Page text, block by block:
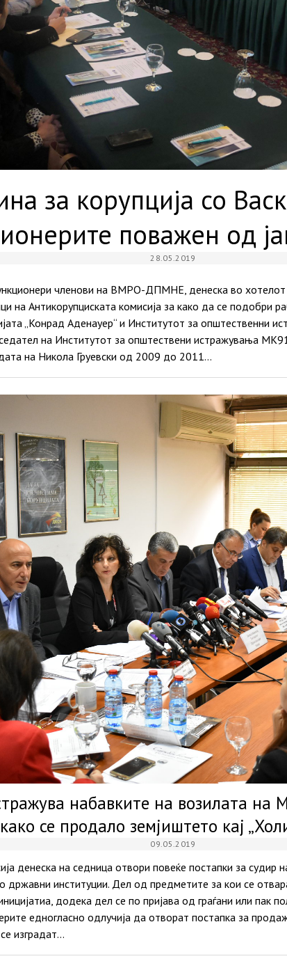
за корупција со
поважен од
28.05.2019
членови на ВМРО-ДПМНЕ, денеска во хотелот
на Антикорупциската комисија за како да се подобри
„Конрад Аденауер“ и Институтот за општественни
на Институтот за општествени истражувања
на Никола Груевски од 2009 до 2011…
набавките на возилата на
како се продало земјиштето кај
09.05.2019
денеска на седница отвори повеќе постапки за судир
институции. Дел од предметите за кои се
додека дел се по пријава од граѓани или пак
едногласно одлучија да отворат постапка за
изградат…